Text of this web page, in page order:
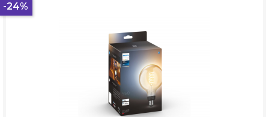
-24%